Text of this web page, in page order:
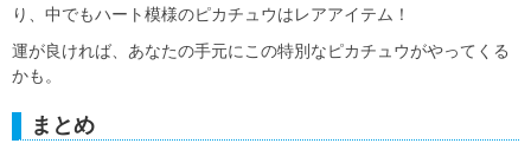
り、中でもハート模様のピカチュウはレアアイテム！
運が良ければ、あなたの手元にこの特別なピカチュウがやってくる
かも。
まとめ